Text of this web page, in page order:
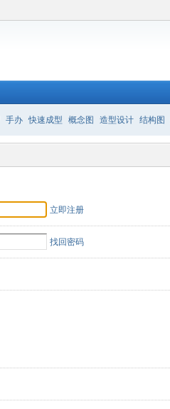
手办 快速成型 概念图 造型设计 结构图
立即注册
找回密码